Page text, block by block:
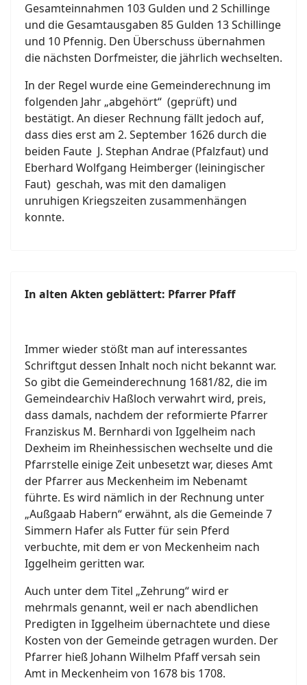
Gesamteinnahmen 103 Gulden und 2 Schillinge
und die Gesamtausgaben 85 Gulden 13 Schillinge
und 10 Pfennig. Den Überschuss übernahmen
die nächsten Dorfmeister, die jährlich wechselten.
In der Regel wurde eine Gemeinderechnung im
folgenden Jahr „abgehört“ (geprüft) und
bestätigt. An dieser Rechnung fällt jedoch auf,
dass dies erst am 2. September 1626 durch die
beiden Faute J. Stephan Andrae (Pfalzfaut) und
Eberhard Wolfgang Heimberger (leiningischer
Faut) geschah, was mit den damaligen
unruhigen Kriegszeiten zusammenhängen
konnte.
In alten Akten geblättert: Pfarrer Pfaff
Immer wieder stößt man auf interessantes
Schriftgut dessen Inhalt noch nicht bekannt war.
So gibt die Gemeinderechnung 1681/82, die im
Gemeindearchiv Haßloch verwahrt wird, preis,
dass damals, nachdem der reformierte Pfarrer
Franziskus M. Bernhardi von Iggelheim nach
Dexheim im Rheinhessischen wechselte und die
Pfarrstelle einige Zeit unbesetzt war, dieses Amt
der Pfarrer aus Meckenheim im Nebenamt
führte. Es wird nämlich in der Rechnung unter
„Außgaab Habern“ erwähnt, als die Gemeinde 7
Simmern Hafer als Futter für sein Pferd
verbuchte, mit dem er von Meckenheim nach
Iggelheim geritten war.
Auch unter dem Titel „Zehrung“ wird er
mehrmals genannt, weil er nach abendlichen
Predigten in Iggelheim übernachtete und diese
Kosten von der Gemeinde getragen wurden. Der
Pfarrer hieß Johann Wilhelm Pfaff versah sein
Amt in Meckenheim von 1678 bis 1708.